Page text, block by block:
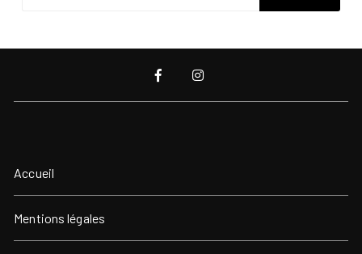
Accueil
Mentions légales